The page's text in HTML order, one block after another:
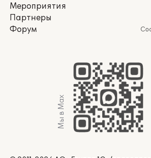
Мероприятия
Партнеры
Форум
Мы в Max